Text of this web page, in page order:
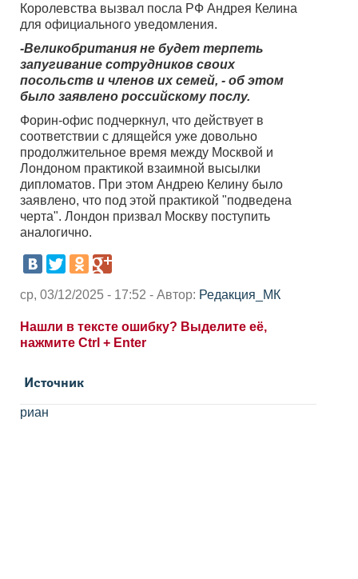
Королевства вызвал посла РФ Андрея Келина
для официального уведомления.
-Великобритания не будет терпеть
запугивание сотрудников своих
посольств и членов их семей, - об этом
было заявлено российскому послу.
Форин-офис подчеркнул, что действует в
соответствии с длящейся уже довольно
продолжительное время между Москвой и
Лондоном практикой взаимной высылки
дипломатов. При этом Андрею Келину было
заявлено, что под этой практикой "подведена
черта". Лондон призвал Москву поступить
аналогично.
ср, 03/12/2025 - 17:52 - Автор: Редакция_МК
Нашли в тексте ошибку? Выделите её,
нажмите Ctrl + Enter
Источник
риан